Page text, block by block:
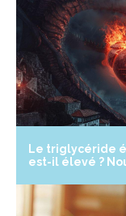
Le triglycéride
est-il élevé ?